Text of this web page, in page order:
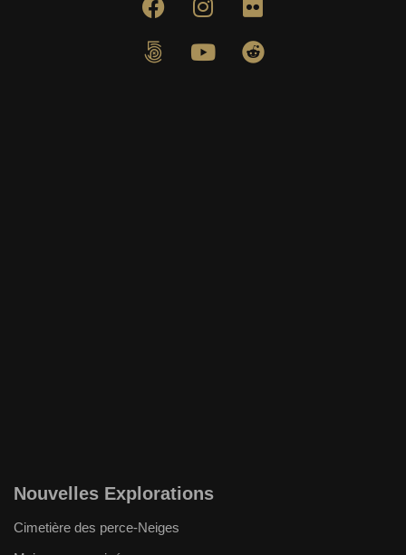
Nouvelles Explorations
Cimetière des perce-Neiges